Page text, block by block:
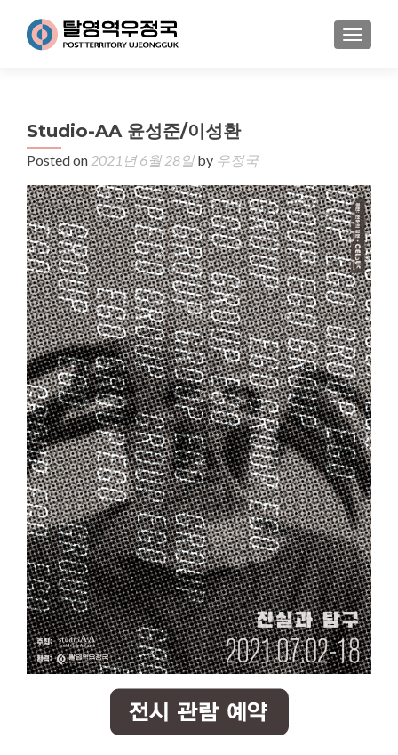
MENU
Studio-AA 윤성준/이성환
Posted on 2021년 6월 28일by 우정국